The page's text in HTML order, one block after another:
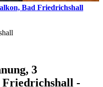
Bad Friedrichshall
3
Friedrichshall -